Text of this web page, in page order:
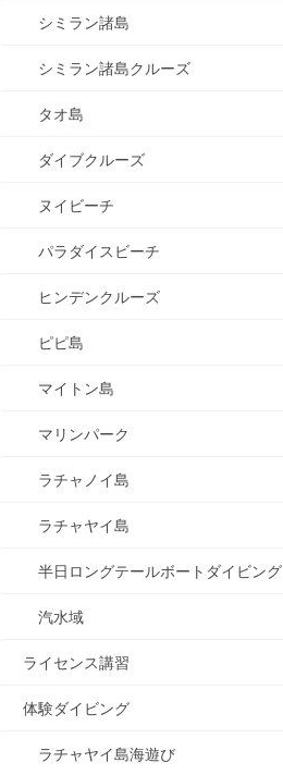
シミラン諸島
シミラン諸島クルーズ
タオ島
ダイブクルーズ
ヌイビーチ
パラダイスビーチ
ヒンデンクルーズ
ピピ島
マイトン島
マリンパーク
ラチャノイ島
ラチャヤイ島
半日ロングテールボートダイビング
汽水域
ライセンス講習
体験ダイビング
ラチャヤイ島海遊び